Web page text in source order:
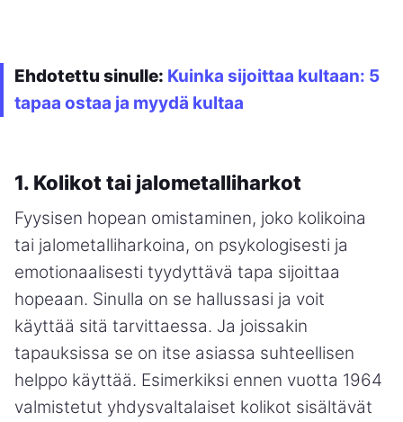
Ehdotettu sinulle: Kuinka sijoittaa kultaan: 5
tapaa ostaa ja myydä kultaa
1. Kolikot tai jalometalliharkot
Fyysisen hopean omistaminen, joko kolikoina
tai jalometalliharkoina, on psykologisesti ja
emotionaalisesti tyydyttävä tapa sijoittaa
hopeaan. Sinulla on se hallussasi ja voit
käyttää sitä tarvittaessa. Ja joissakin
tapauksissa se on itse asiassa suhteellisen
helppo käyttää. Esimerkiksi ennen vuotta 1964
valmistetut yhdysvaltalaiset kolikot sisältävät